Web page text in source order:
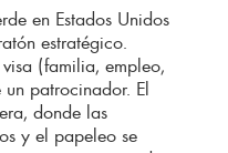
en Estados Unidos
estratégico.
(familia, empleo,
patrocinador. El
donde las
y el papeleo se